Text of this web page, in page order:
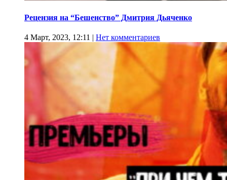
Рецензия на “Бешенство” Дмитрия Дьяченко
4 Март, 2023, 12:11 | Нет комментариев